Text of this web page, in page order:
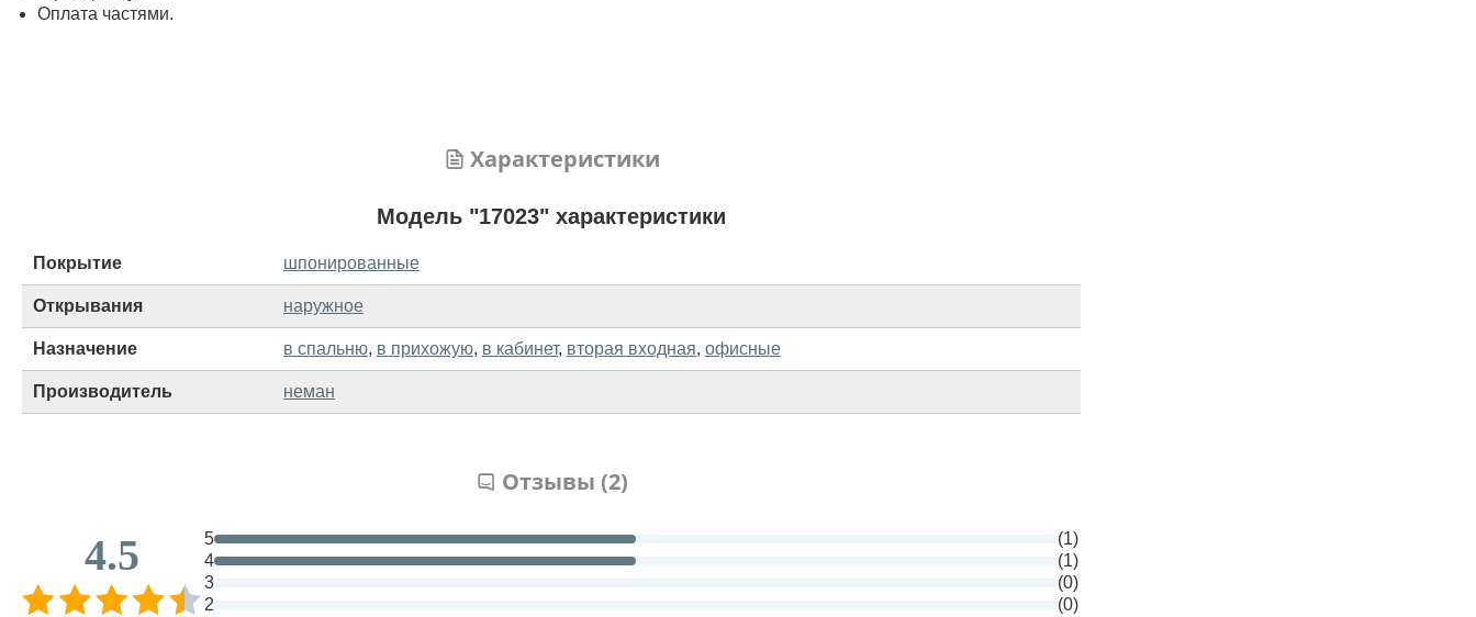
Оплата частями.
Характеристики
Модель "17023" характеристики
Покрытие шпонированные
Открывания наружное
Назначение в спальню, в прихожую, в кабинет, вторая входная, офисные
Производитель неман
Отзывы (2)
4.5 5
(1)
4
(1)
3
(0)
2
(0)